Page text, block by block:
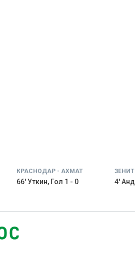
КРАСНОДАР - АХМАТ
66' Уткин, Гол 1 - 0 4'